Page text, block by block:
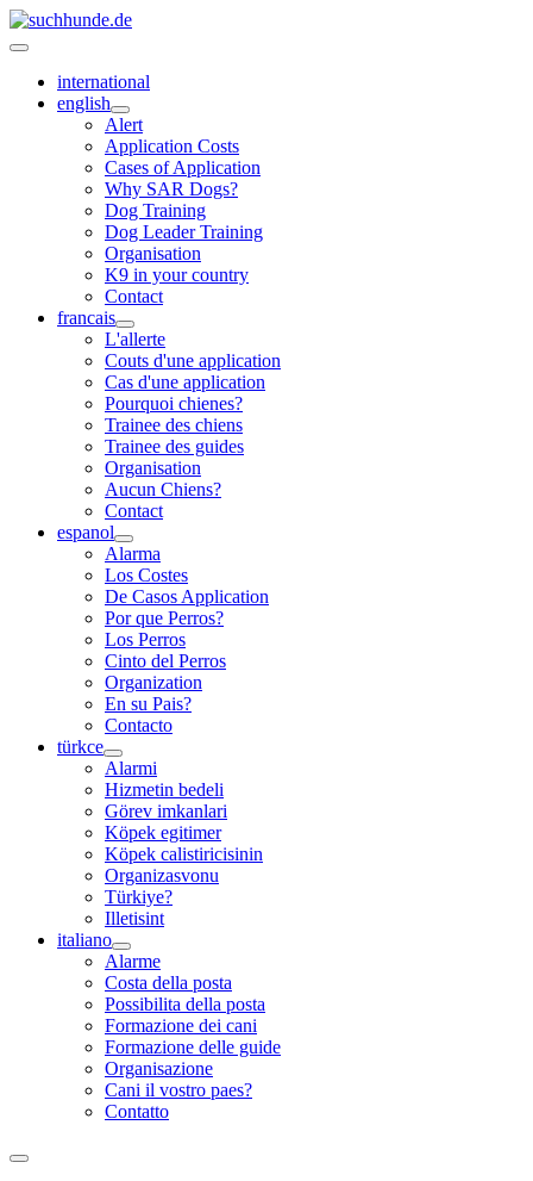
international
english
Alert
Application Costs
Cases of Application
Why SAR Dogs?
Dog Training
Dog Leader Training
Organisation
K9 in your country
Contact
francais
L'allerte
Couts d'une application
Cas d'une application
Pourquoi chienes?
Trainee des chiens
Trainee des guides
Organisation
Aucun Chiens?
Contact
espanol
Alarma
Los Costes
De Casos Application
Por que Perros?
Los Perros
Cinto del Perros
Organization
En su Pais?
Contacto
türkce
Alarmi
Hizmetin bedeli
Görev imkanlari
Köpek egitimer
Köpek calistiricisinin
Organizasvonu
Türkiye?
Illetisint
italiano
Alarme
Costa della posta
Possibilita della posta
Formazione dei cani
Formazione delle guide
Organisazione
Cani il vostro paes?
Contatto